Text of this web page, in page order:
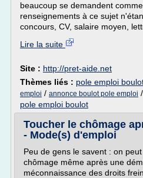
beaucoup se demandent
renseignements à ce sujet
concours, CV, salaire moyen,
Lire la suite
Site : http://pret-aide.net
Thèmes liés : pole emploi
emploi / annonce boulot pole emploi /
pole emploi boulot
Toucher le chômage
- Mode(s) d'emploi
Peu de gens le savent : on
chômage même après une
méconnaissance des droits